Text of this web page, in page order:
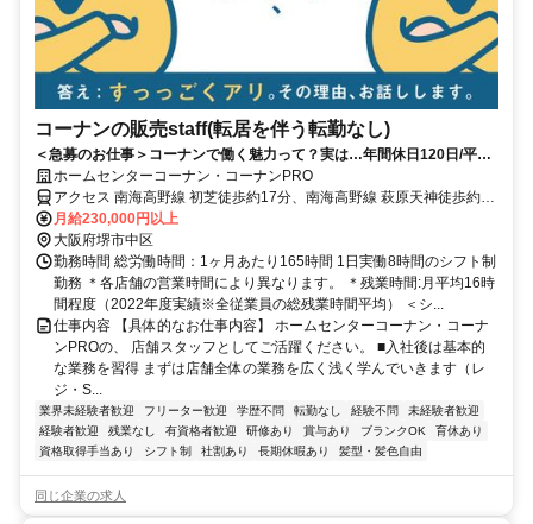
コーナンの販売staff(転居を伴う転勤なし)
＜急募のお仕事＞コーナンで働く魅力って？実は…年間休日120日/平均
残業14時間！
ホームセンターコーナン・コーナンPRO
アクセス 南海高野線 初芝徒歩約17分、南海高野線 萩原天神徒歩約22
分、南海泉北線 深井東口徒歩約25分 【重要】地域限定職の配属につ
いて：ご自身の自宅から片道90分圏内の店舗へ配属となります。本求
人の勤務地への配属は確約できませんのでご了承ください。
月給230,000円以上
大阪府堺市中区
勤務時間 総労働時間：1ヶ月あたり165時間 1日実働8時間のシフト制
勤務 ＊各店舗の営業時間により異なります。 ＊残業時間:月平均16時
間程度（2022年度実績※全従業員の総残業時間平均） ＜シ...
仕事内容 【具体的なお仕事内容】 ホームセンターコーナン・コーナ
ンPROの、 店舗スタッフとしてご活躍ください。 ■入社後は基本的
な業務を習得 まずは店舗全体の業務を広く浅く学んでいきます（レ
ジ・S...
業界未経験者歓迎 フリーター歓迎 学歴不問 転勤なし 経験不問
未経験者歓迎
経験者歓迎
残業なし 有資格者歓迎 研修あり 賞与あり ブランクOK
育休あり
資格取得手当あり
シフト制 社割あり 長期休暇あり 髪型・髪色自由
同じ企業の求人